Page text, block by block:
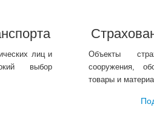
лиц и
выбор
Объекты
сооружения,
товары и